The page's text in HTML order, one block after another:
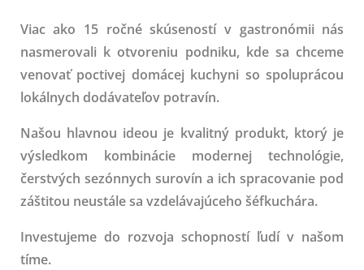
Viac ako 15 ročné skúseností v gastronómii nás
nasmerovali k otvoreniu podniku, kde sa chceme
venovať poctivej domácej kuchyni so spoluprácou
lokálnych dodávateľov potravín.
Našou hlavnou ideou je kvalitný produkt, ktorý je
výsledkom kombinácie modernej technológie,
čerstvých sezónnych surovín a ich spracovanie pod
záštitou neustále sa vzdelávajúceho šéfkuchára.
Investujeme do rozvoja schopností ľudí v našom
tíme.